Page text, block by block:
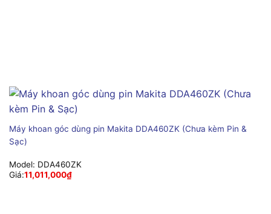
Máy khoan góc dùng pin Makita DDA460ZK (Chưa kèm Pin &
Sạc)
Model: DDA460ZK
Giá:11,011,000₫